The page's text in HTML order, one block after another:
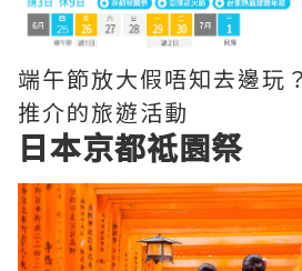
端午節放大假唔知去邊玩
推介的旅遊活動
日本京都祗園祭